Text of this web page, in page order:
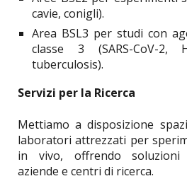
cavie, conigli).
Area BSL3 per studi con
classe 3 (SARS-CoV-2,
tuberculosis).
Servizi per la Ricerca
Mettiamo a disposizione
laboratori attrezzati per
in vivo, offrendo soluzioni
aziende e centri di ricerca.